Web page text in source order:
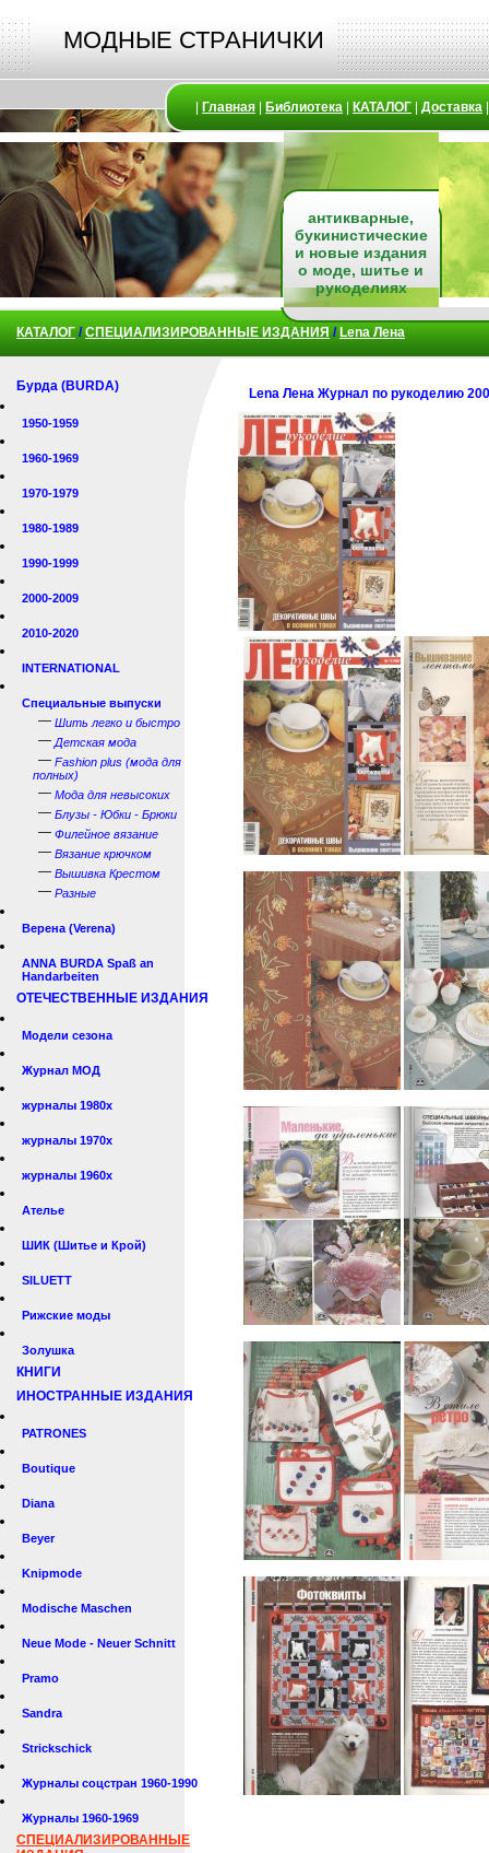
МОДНЫЕ СТРАНИЧКИ
Главная Библиотека КАТАЛОГ Доставка
антикварные,
букинистические
и новые издания
о моде, шитье и
рукоделиях
КАТАЛОГ /СПЕЦИАЛИЗИРОВАННЫЕ ИЗДАНИЯ / Lena Лена
Бурда (BURDA)
1950-1959
1960-1969
1970-1979
1980-1989
1990-1999
2000-2009
2010-2020
INTERNATIONAL
Специальные выпуски
— Шить легко и быстро
— Детская мода
— Fashion plus (мода для
полных)
— Мода для невысоких
— Блузы - Юбки - Брюки
— Филейное вязание
— Вязание крючком
— Вышивка Крестом
— Разные
Верена (Verena)
ANNA BURDA Spaß an
Handarbeiten
ОТЕЧЕСТВЕННЫЕ ИЗДАНИЯ
Модели сезона
Журнал МОД
журналы 1980х
журналы 1970х
журналы 1960х
Ателье
ШИК (Шитье и Крой)
SILUETT
Рижские моды
Золушка
КНИГИ
ИНОСТРАННЫЕ ИЗДАНИЯ
PATRONES
Boutique
Diana
Beyer
Knipmode
Modische Maschen
Neue Mode - Neuer Schnitt
Pramo
Sandra
Strickschick
Журналы соцстран 1960-1990
Журналы 1960-1969
СПЕЦИАЛИЗИРОВАННЫЕ
Lena Лена Журнал по рукоделию